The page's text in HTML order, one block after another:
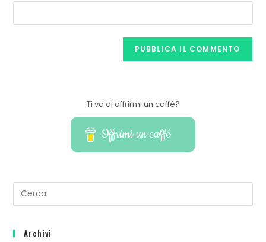
Ti va di offrirmi un caffè?
Offrimi un caffé
Archivi